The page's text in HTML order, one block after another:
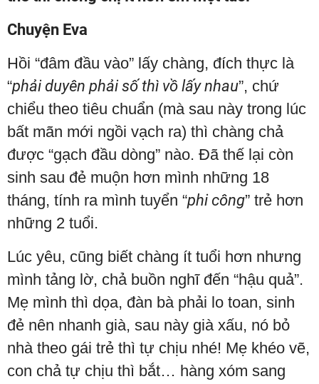
Chuyện Eva
Hồi “đâm đầu vào” lấy chàng, đích thực là
“phải duyên phải số thì vồ lấy nhau”, chứ
chiểu theo tiêu chuẩn (mà sau này trong lúc
bất mãn mới ngồi vạch ra) thì chàng chả
được “gạch đầu dòng” nào. Đã thế lại còn
sinh sau đẻ muộn hơn mình những 18
tháng, tính ra mình tuyển “phi công” trẻ hơn
những 2 tuổi.
Lúc yêu, cũng biết chàng ít tuổi hơn nhưng
mình tảng lờ, chả buồn nghĩ đến “hậu quả”.
Mẹ mình thì dọa, đàn bà phải lo toan, sinh
đẻ nên nhanh già, sau này già xấu, nó bỏ
nhà theo gái trẻ thì tự chịu nhé! Mẹ khéo vẽ,
con chả tự chịu thì bắt… hàng xóm sang